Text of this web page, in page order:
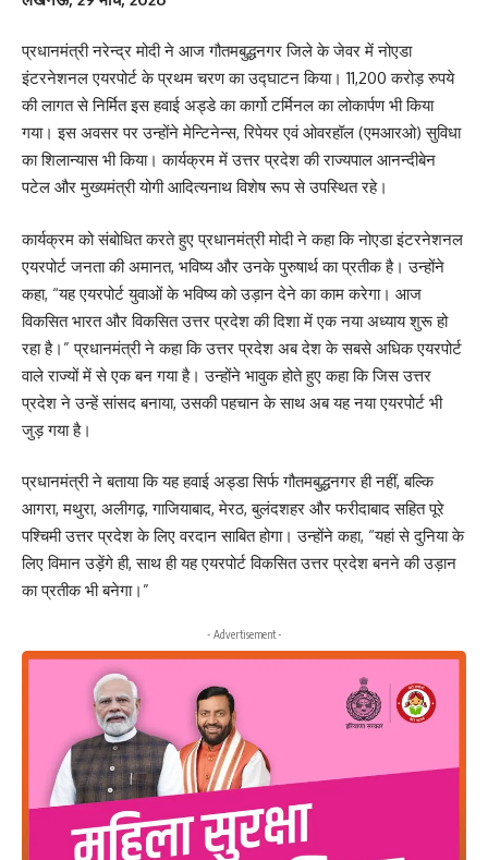
प्रधानमंत्री नरेन्द्र मोदी ने आज गौतमबुद्धनगर जिले के जेवर में नोएडा
इंटरनेशनल एयरपोर्ट के प्रथम चरण का उद्घाटन किया। 11,200 करोड़ रुपये
की लागत से निर्मित इस हवाई अड्डे का कार्गो टर्मिनल का लोकार्पण भी किया
गया। इस अवसर पर उन्होंने मेन्टिनेन्स, रिपेयर एवं ओवरहॉल (एमआरओ) सुविधा
का शिलान्यास भी किया। कार्यक्रम में उत्तर प्रदेश की राज्यपाल आनन्दीबेन
पटेल और मुख्यमंत्री योगी आदित्यनाथ विशेष रूप से उपस्थित रहे।
कार्यक्रम को संबोधित करते हुए प्रधानमंत्री मोदी ने कहा कि नोएडा इंटरनेशनल
एयरपोर्ट जनता की अमानत, भविष्य और उनके पुरुषार्थ का प्रतीक है। उन्होंने
कहा, “यह एयरपोर्ट युवाओं के भविष्य को उड़ान देने का काम करेगा। आज
विकसित भारत और विकसित उत्तर प्रदेश की दिशा में एक नया अध्याय शुरू हो
रहा है।” प्रधानमंत्री ने कहा कि उत्तर प्रदेश अब देश के सबसे अधिक एयरपोर्ट
वाले राज्यों में से एक बन गया है। उन्होंने भावुक होते हुए कहा कि जिस उत्तर
प्रदेश ने उन्हें सांसद बनाया, उसकी पहचान के साथ अब यह नया एयरपोर्ट भी
जुड़ गया है।
प्रधानमंत्री ने बताया कि यह हवाई अड्डा सिर्फ गौतमबुद्धनगर ही नहीं, बल्कि
आगरा, मथुरा, अलीगढ़, गाजियाबाद, मेरठ, बुलंदशहर और फरीदाबाद सहित पूरे
पश्चिमी उत्तर प्रदेश के लिए वरदान साबित होगा। उन्होंने कहा, “यहां से दुनिया के
लिए विमान उड़ेंगे ही, साथ ही यह एयरपोर्ट विकसित उत्तर प्रदेश बनने की उड़ान
का प्रतीक भी बनेगा।”
- Advertisement -